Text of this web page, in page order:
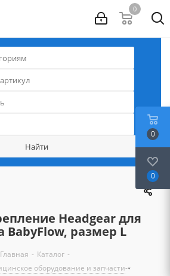
0
Headgear для
BabyFlow, размер L
Главная - Каталог -
оборудование и запчасти-
0
0